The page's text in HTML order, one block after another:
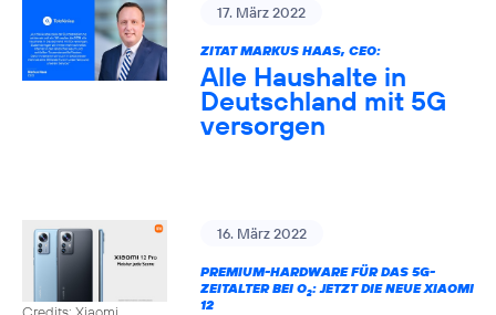
17. März 2022
ZITAT MARKUS HAAS, CEO:
Alle Haushalte in
Deutschland mit 5G
versorgen
Credits: Xiaomi
16. März 2022
PREMIUM-HARDWARE FÜR DAS 5G-
ZEITALTER BEI O2: JETZT DIE NEUE XIAOMI
12